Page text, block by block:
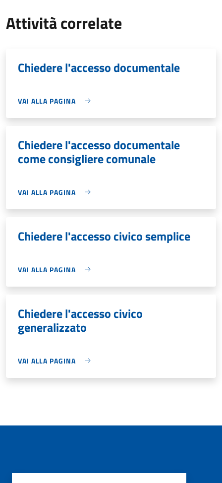
Attività correlate
Chiedere l'accesso documentale
VAI ALLA PAGINA
Chiedere l'accesso documentale
come consigliere comunale
VAI ALLA PAGINA
Chiedere l'accesso civico semplice
VAI ALLA PAGINA
Chiedere l'accesso civico
generalizzato
VAI ALLA PAGINA